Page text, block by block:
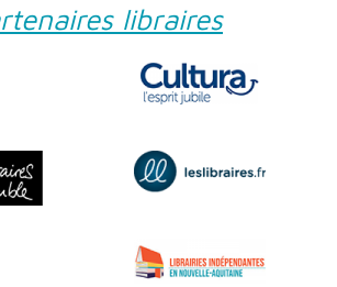
libraires